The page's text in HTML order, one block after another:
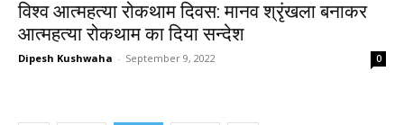
विश्व आत्महत्या रोकथाम दिवस: मानव श्रृंखला बनाकर
आत्महत्या रोकथाम का दिया सन्देश
Dipesh Kushwaha - September 9, 2022 0